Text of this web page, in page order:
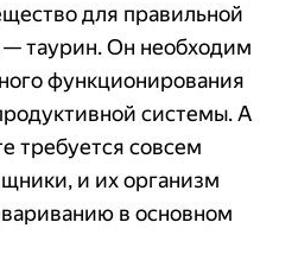
для правильной
— таурин. Он необходим
функционирования
системы. А
требуется совсем
и их организм
в основном